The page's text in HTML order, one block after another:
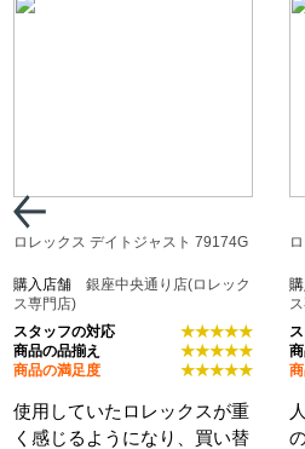
ロレックス デイトジャスト 79174G
購入店舗銀座中央通り店(ロレック
ス専門店)
スタッフの対応
★★★★★
商品の品揃え
★★★★★
商品の満足度
★★★★★
使用していたロレックスが重
く感じるようになり、買い替